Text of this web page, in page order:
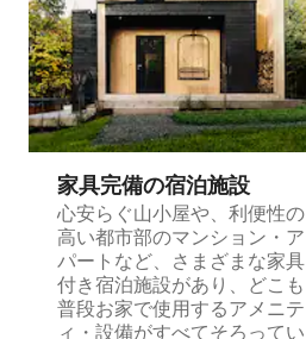
家具完備の宿⁠泊⁠施⁠設
心安らぐ山小屋や、利便性の
高い都市部のマンション・ア
パートなど、さまざまな家具
付き宿泊施設があり、どこも
普段お家で使用するアメニテ
ィ・設備がすべてそろってい